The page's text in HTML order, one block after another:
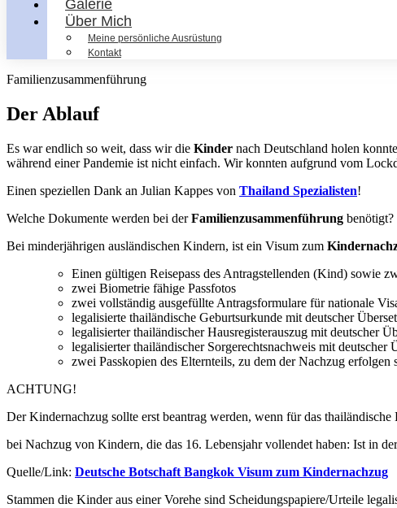
Galerie
Über Mich
Meine persönliche Ausrüstung
Kontakt
Familienzusammenführung
Der Ablauf
Es war endlich so weit, dass wir die Kinder nach Deutschland holen
während einer Pandemie ist nicht einfach. Wir konnten aufgrund vom
Einen speziellen Dank an Julian Kappes von Thailand Spezialisten!
Welche Dokumente werden bei derFamilienzusammenführung benötigt?
Bei minderjährigen ausländischen Kindern, ist ein Visum zum
Einen gültigen Reisepass des Antragstellenden (Kind) sowie
zwei Biometrie fähige Passfotos
zwei vollständig ausgefüllte Antragsformulare für nationale
legalisierte thailändische Geburtsurkunde mit deutscher
legalisierter thailändischer Hausregisterauszug mit deutscher
legalisierter thailändischer Sorgerechtsnachweis mit
zwei Passkopien des Elternteils, zu dem der Nachzug
ACHTUNG!
Der Kindernachzug sollte erst beantrag werden, wenn für das
bei Nachzug von Kindern, die das 16. Lebensjahr vollendet haben: Ist in
Quelle/Link: Deutsche Botschaft Bangkok Visum zum Kindernachzug
Stammen die Kinder aus einer Vorehe sind Scheidungspapiere/Urteile